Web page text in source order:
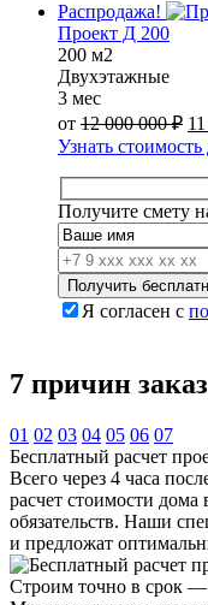
Распродажа!
Проект Д 200
200 м2
Двухэтажные
3 мес
от 12 000 000₽
12
Узнать стоимость
Получите смету
Я согласен с
7 причин
01 02 03 04 05 06 07
Бесплатный расчет
Всего через 4 часа
расчет стоимости
обязательств. Наши
и предложат
Строим точно в срок